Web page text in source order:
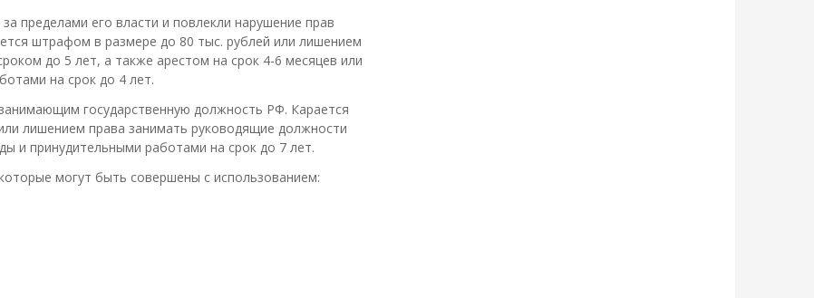
пределами его власти и повлекли нарушение прав
штрафом в размере до 80 тыс. рублей или лишением
до 5 лет, а также арестом на срок 4-6 месяцев или
на срок до 4 лет.
государственную должность РФ. Карается
лишением права занимать руководящие должности
и принудительными работами на срок до 7 лет.
могут быть совершены с использованием: